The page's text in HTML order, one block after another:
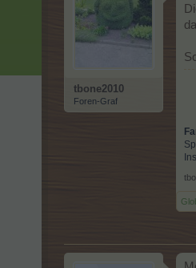
tbone2010
Foren-Graf